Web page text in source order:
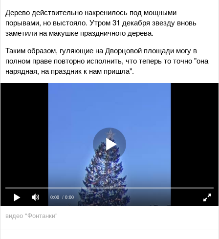
Дерево действительно накренилось под мощными
порывами, но выстояло. Утром 31 декабря звезду вновь
заметили на макушке праздничного дерева.
Таким образом, гуляющие на Дворцовой площади могу в
полном праве повторно исполнить, что теперь то точно "она
нарядная, на праздник к нам пришла".
0:00 / 0:00
видео "Фонтанки"